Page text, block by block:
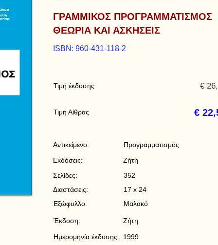
ΓΡΑΜΜΙΚΟΣ ΠΡΟΓΡΑΜΜΑΤΙΣΜΟΣ
ΘΕΩΡΙΑ ΚΑΙ ΑΣΚΗΣΕΙΣ
ISBN: 960-431-118-2
Τιμή έκδοσης
Τιμή Αίθρας
€
€
Προγραμματισμός
Ζήτη
352
17 x 24
Μαλακό
Ζήτη
1999
Αντικείμενο:
Εκδόσεις:
Σελίδες:
Διαστάσεις:
Εξώφυλλο:
Έκδοση:
Ημερομηνία έκδοσης: